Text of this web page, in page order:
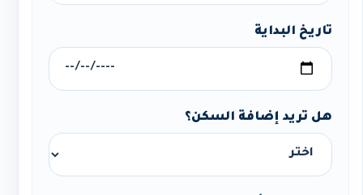
تاريخ البداية
هل تريد إضافة السكن؟